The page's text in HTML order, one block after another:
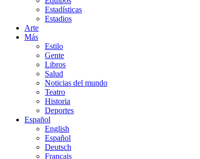
Estadísticas
Estadios
Arte
Más
Estilo
Gente
Libros
Salud
Noticias del mundo
Teatro
Historia
Deportes
Español
English
Español
Deutsch
Français